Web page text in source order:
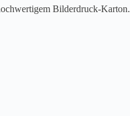
Bilderdruck-Karton.